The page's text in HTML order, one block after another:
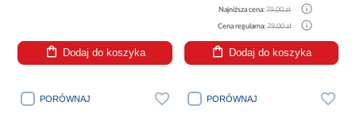
Dodaj do koszyka
Najniższa cena:79,00 zł
Cena regularna:79,00 zł
Dodaj do koszyka
PORÓWNAJ PORÓWNAJ